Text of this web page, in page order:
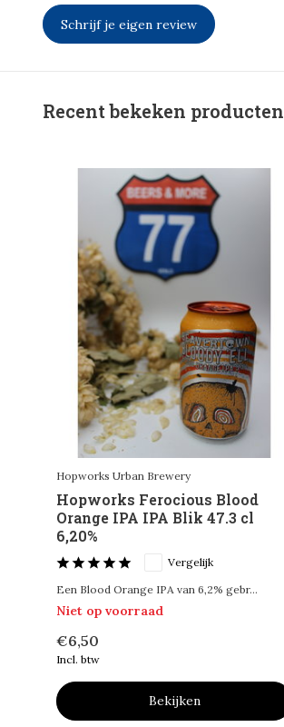
Schrijf je eigen review
Recent bekeken producten
Hopworks Urban Brewery
Hopworks Ferocious Blood
Orange IPA IPA Blik 47.3 cl
6,20%
Vergelijk
Een Blood Orange IPA van 6,2% gebr...
Niet op voorraad
€6,50
Incl. btw
Bekijken